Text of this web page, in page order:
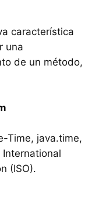
característica
una
de un método,
Time, java.time,
(ISO).